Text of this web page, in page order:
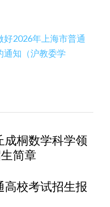
好2026年上海市普通
通知（沪教委学
桐数学科学领
简章
高校考试招生报